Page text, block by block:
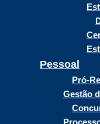
Pessoal
Pró-
Gestão